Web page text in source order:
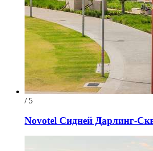
/ 5
Novotel Сидней Дарлинг-